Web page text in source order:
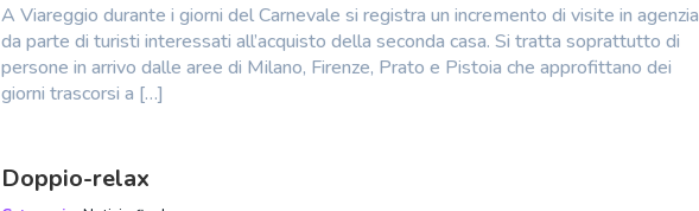
A Viareggio durante i giorni del Carnevale si registra un incremento di visite in agenzia
da parte di turisti interessati all’acquisto della seconda casa. Si tratta soprattutto di
persone in arrivo dalle aree di Milano, Firenze, Prato e Pistoia che approfittano dei
giorni trascorsi a […]
Doppio-relax